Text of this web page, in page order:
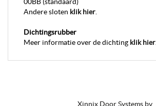
Andere sloten klik hier
Dichtingsrubber
Meer informatie over de dichting klik hier
Xinnix Door Systems bv